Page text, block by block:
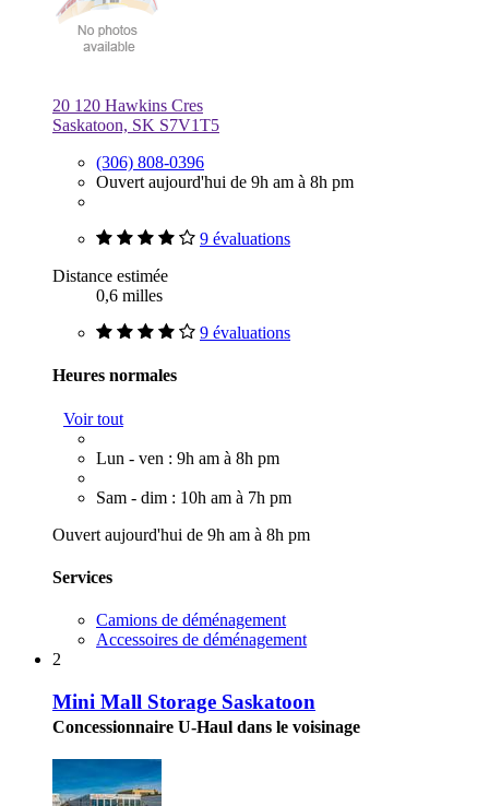
20 120 Hawkins Cres
Saskatoon, SK S7V1T5
(306) 808-0396
Ouvert aujourd'hui de 9h am à 8h pm
9 évaluations
Distance estimée
0,6 milles
9 évaluations
Heures normales
Voir tout
Lun - ven : 9h am à 8h pm
Sam - dim : 10h am à 7h pm
Ouvert aujourd'hui de 9h am à 8h pm
Services
Camions de déménagement
Accessoires de déménagement
2
Mini Mall Storage Saskatoon
Concessionnaire U-Haul dans le voisinage